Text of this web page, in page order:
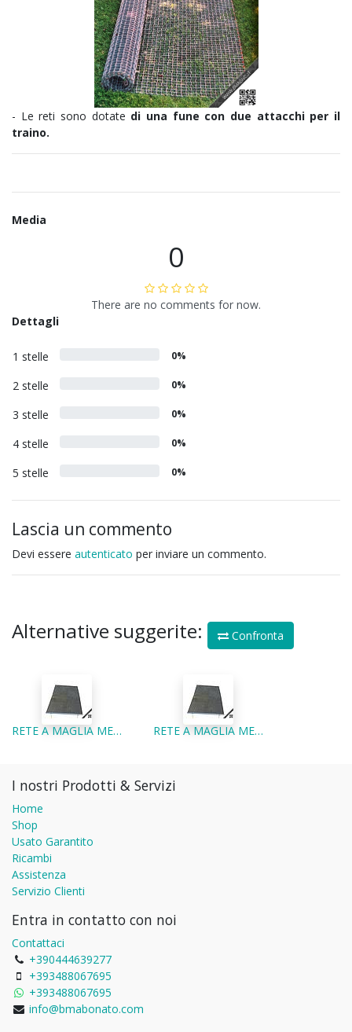
- Le reti sono dotate di una fune con due attacchi per il
traino.
Media
0
There are no comments for now.
Dettagli
1 stelle 0%
2 stelle 0%
3 stelle 0%
4 stelle 0%
5 stelle 0%
Lascia un commento
Devi essere autenticato per inviare un commento.
Alternative suggerite: Confronta
RETE A MAGLIA METALLICA LEGGERA - RETE LIVELLATRICE KEYSTONE 122x122 RETE A MAGLIA METALLICA LEGGERA - RETE LIVELLATRICE KEYSTONE 183X183
I nostri Prodotti & Servizi
Home
Shop
Usato Garantito
Ricambi
Assistenza
Servizio Clienti
Entra in contatto con noi
Contattaci
+390444639277
+393488067695
+393488067695
info@bmabonato.com